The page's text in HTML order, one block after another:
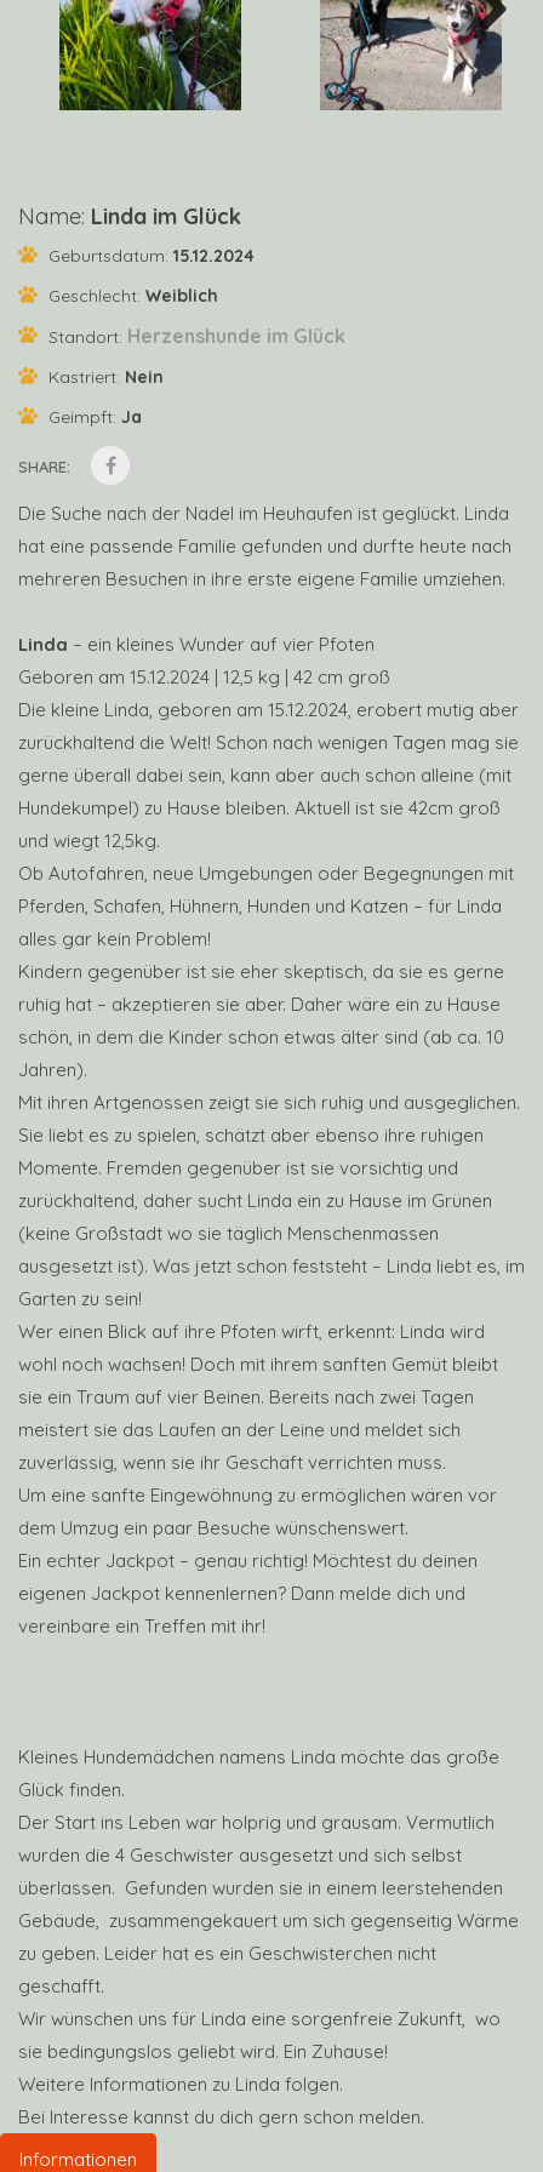
Next
Name: Linda im Glück
Geburtsdatum: 15.12.2024
Geschlecht: Weiblich
Standort: Herzenshunde im Glück
Kastriert: Nein
Geimpft: Ja
SHARE:
Die Suche nach der Nadel im Heuhaufen ist geglückt. Linda
hat eine passende Familie gefunden und durfte heute nach
mehreren Besuchen in ihre erste eigene Familie umziehen.
Linda – ein kleines Wunder auf vier Pfoten
Geboren am 15.12.2024 | 12,5 kg | 42 cm groß
Die kleine Linda, geboren am 15.12.2024, erobert mutig aber
zurückhaltend die Welt! Schon nach wenigen Tagen mag sie
gerne überall dabei sein, kann aber auch schon alleine (mit
Hundekumpel) zu Hause bleiben. Aktuell ist sie 42cm groß
und wiegt 12,5kg.
Ob Autofahren, neue Umgebungen oder Begegnungen mit
Pferden, Schafen, Hühnern, Hunden und Katzen – für Linda
alles gar kein Problem!
Kindern gegenüber ist sie eher skeptisch, da sie es gerne
ruhig hat – akzeptieren sie aber. Daher wäre ein zu Hause
schön, in dem die Kinder schon etwas älter sind (ab ca. 10
Jahren).
Mit ihren Artgenossen zeigt sie sich ruhig und ausgeglichen.
Sie liebt es zu spielen, schätzt aber ebenso ihre ruhigen
Momente. Fremden gegenüber ist sie vorsichtig und
zurückhaltend, daher sucht Linda ein zu Hause im Grünen
(keine Großstadt wo sie täglich Menschenmassen
ausgesetzt ist). Was jetzt schon feststeht – Linda liebt es, im
Garten zu sein!
Wer einen Blick auf ihre Pfoten wirft, erkennt: Linda wird
wohl noch wachsen! Doch mit ihrem sanften Gemüt bleibt
sie ein Traum auf vier Beinen. Bereits nach zwei Tagen
meistert sie das Laufen an der Leine und meldet sich
zuverlässig, wenn sie ihr Geschäft verrichten muss.
Um eine sanfte Eingewöhnung zu ermöglichen wären vor
dem Umzug ein paar Besuche wünschenswert.
Ein echter Jackpot – genau richtig! Möchtest du deinen
eigenen Jackpot kennenlernen? Dann melde dich und
vereinbare ein Treffen mit ihr!
Kleines Hundemädchen namens Linda möchte das große
Glück finden.
Der Start ins Leben war holprig und grausam. Vermutlich
wurden die 4 Geschwister ausgesetzt und sich selbst
überlassen. Gefunden wurden sie in einem leerstehenden
Gebäude, zusammengekauert um sich gegenseitig Wärme
zu geben. Leider hat es ein Geschwisterchen nicht
geschafft.
Wir wünschen uns für Linda eine sorgenfreie Zukunft, wo
sie bedingungslos geliebt wird. Ein Zuhause!
Weitere Informationen zu Linda folgen.
Bei Interesse kannst du dich gern schon melden.
Informationen